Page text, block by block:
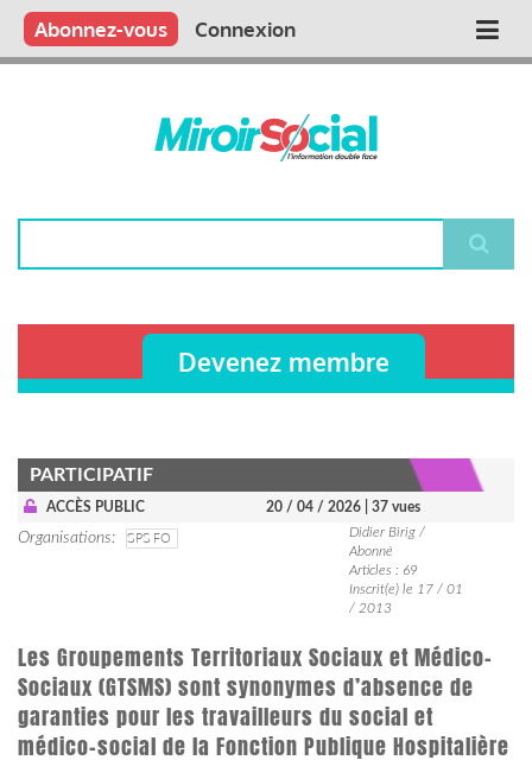
Aller
contenu
Main
Qui sommes nous ?
Vous publiez
Nous publions
Contactez-nous
Abonnez-vous Connexion
Devenez membre
PARTICIPATIF
ACCÈS PUBLIC 20 / 04 / 2026 | 37 vues
Organisations SPS FO
Didier Birig /
Abonné
Articles : 69
Inscrit(e) le 17 / 01
/ 2013
Les Groupements Territoriaux Sociaux et Médico-
Sociaux (GTSMS) sont synonymes d’absence de
garanties pour les travailleurs du social et
médico-social de la Fonction Publique Hospitalière